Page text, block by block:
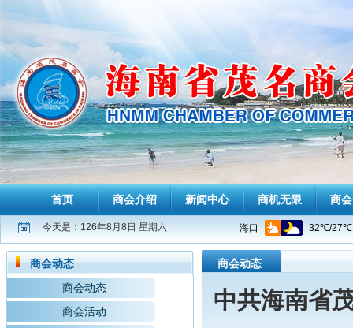
首页 商会介绍 新闻中心 商机无限 商
今天是：126年8月8日 星期六
商会动态
商会动态
商会活动
商会动态
中共海南省